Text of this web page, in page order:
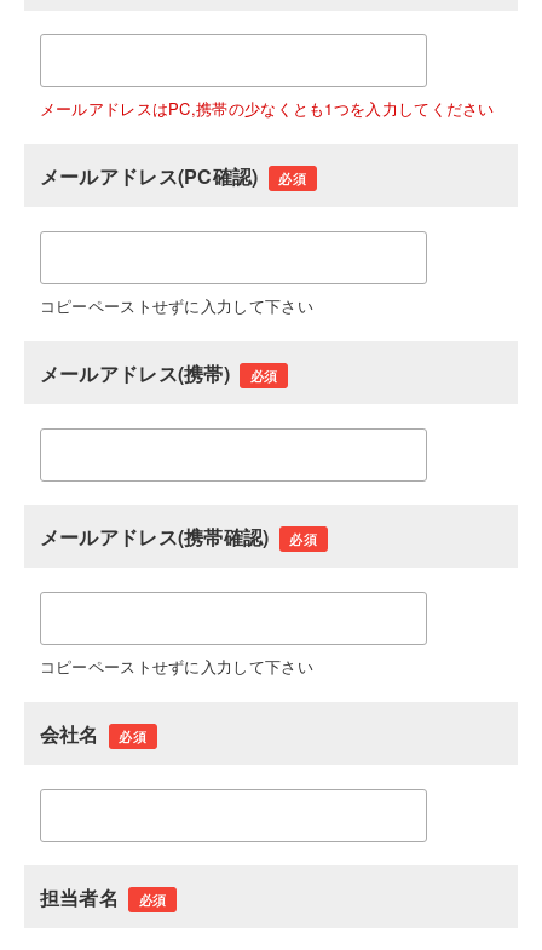
メールアドレスはPC,携帯の少なくとも1つを入力してください
メールアドレス(PC確認) 必須
コピーペーストせずに入力して下さい
メールアドレス(携帯) 必須
メールアドレス(携帯確認) 必須
コピーペーストせずに入力して下さい
会社名 必須
担当者名 必須